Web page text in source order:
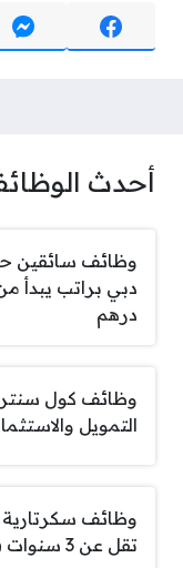
أحدث
وظائف سائقين
درهم
وظائف كول
التمويل
وظائف سكرتارية
تقل عن 3 سنوات في الإمارات